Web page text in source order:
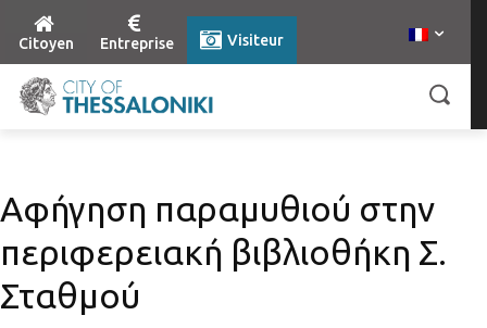
Citoyen Entreprise Visiteur
Αφήγηση παραμυθιού στην
περιφερειακή βιβλιοθήκη Σ.
Σταθμού